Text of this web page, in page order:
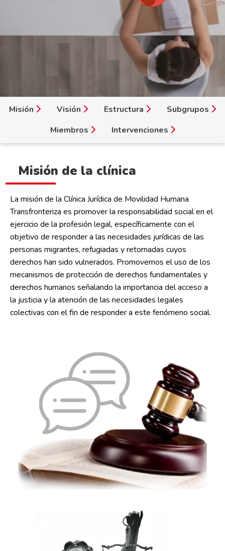
Misión Visión Estructura
Subgrupos
Miembros
Intervenciones
Misión de la clínica
La misión de la Clínica Jurídica de Movilidad Humana
Transfronteriza es promover la responsabilidad social en el
ejercicio de la profesión legal, específicamente con el
objetivo de responder a las necesidades jurídicas de las
personas migrantes, refugiadas y retornadas cuyos
derechos han sido vulnerados. Promovemos el uso de los
mecanismos de protección de derechos fundamentales y
derechos humanos señalando la importancia del acceso a
la justicia y la atención de las necesidades legales
colectivas con el fin de responder a este fenómeno social.